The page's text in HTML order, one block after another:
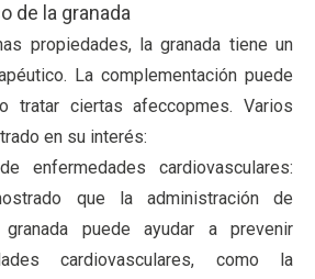
de la granada
propiedades, la granada tiene un
La complementación puede
tratar ciertas afeccopmes. Varios
en su interés:
enfermedades cardiovasculares:
que la administración de
puede ayudar a prevenir
cardiovasculares, como la